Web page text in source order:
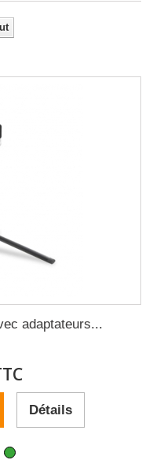
adaptateurs...
Détails